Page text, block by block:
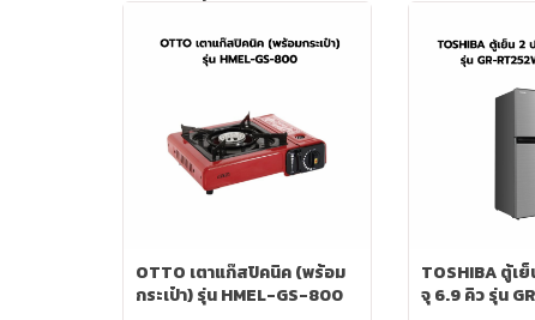
OTTO เตาแก๊สปิคนิค (พร้อม
กระเป๋า) รุ่น HMEL-GS-800
TOSHIBA ตู้เ
จุ 6.9 คิว รุ่น